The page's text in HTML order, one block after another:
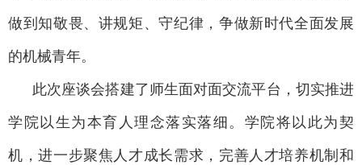
做到知敬畏、讲规矩、守纪律，争做新时代全面发展
的机械青年。
此次座谈会搭建了师生面对面交流平台，切实推进
学院以生为本育人理念落实落细。学院将以此为契
机，进一步聚焦人才成长需求，完善人才培养机制和